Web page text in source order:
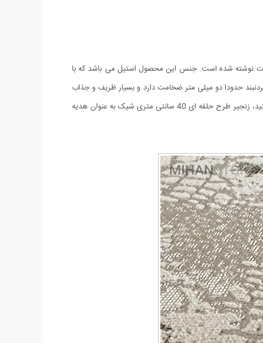
متر می باشد. کلمه ی یاغی بر روی طرح اثر انگشت نوشته شده است. جنس این محصول استیل می باشد که با
حدودا دو میلی متر ضخامت دارد و بسیار ظریف و جذاب
است. همچنین این محصول ضد حساسیت می باشد و با خیال راحت می توانید از آن استفاده کنید. در صورتی که علاقه مند به خرید این محصول هستید، زنجیر طرح حلقه ای 40 سانتی متری شیک به عنوان هدیه